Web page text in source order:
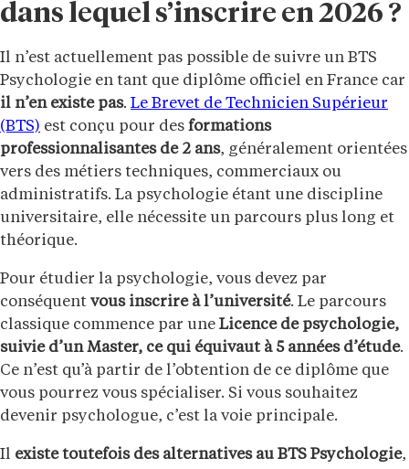
dans lequel s’inscrire en 2026 ?
Il n’est actuellement pas possible de suivre un BTS
Psychologie en tant que diplôme officiel en France car
il n’en existe pas. Le Brevet de Technicien Supérieur
(BTS) est conçu pour des formations
professionnalisantes de 2 ans, généralement orientées
vers des métiers techniques, commerciaux ou
administratifs. La psychologie étant une discipline
universitaire, elle nécessite un parcours plus long et
théorique.
Pour étudier la psychologie, vous devez par
conséquent vous inscrire à l’université. Le parcours
classique commence par une Licence de psychologie,
suivie d’un Master, ce qui équivaut à 5 années d’étude.
Ce n’est qu’à partir de l’obtention de ce diplôme que
vous pourrez vous spécialiser. Si vous souhaitez
devenir psychologue, c’est la voie principale.
Il existe toutefois des alternatives au BTS Psychologie,